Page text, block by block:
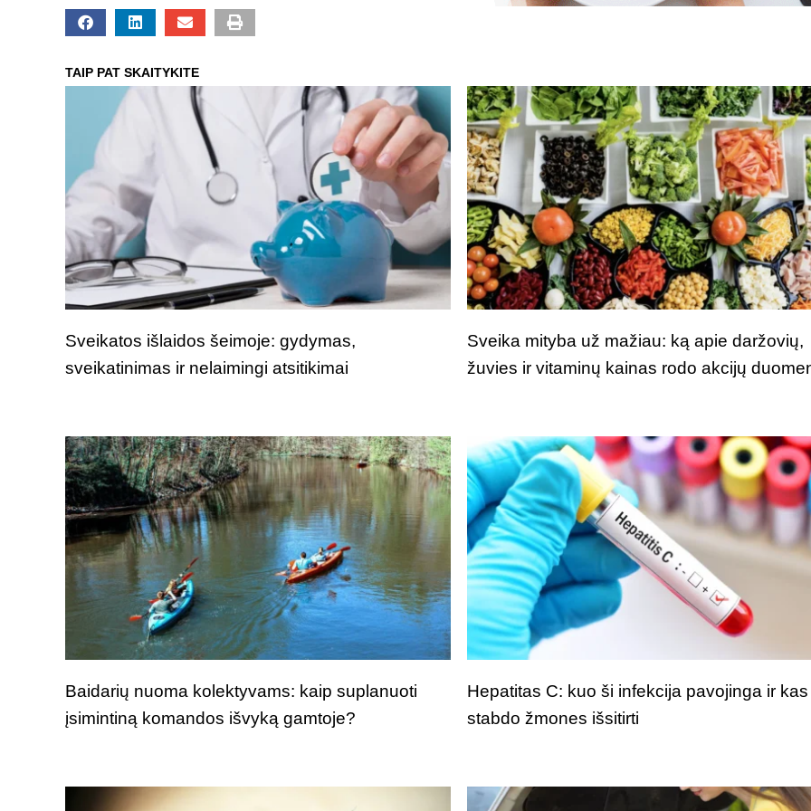
TAIP PAT SKAITYKITE
Sveikatos išlaidos šeimoje: gydymas,
sveikatinimas ir nelaimingi atsitikimai
Sveika mityba už mažiau: ką apie daržovių,
žuvies ir vitaminų kainas rodo akcijų
Baidarių nuoma kolektyvams: kaip suplanuoti
įsimintiną komandos išvyką gamtoje?
Hepatitas C: kuo ši infekcija pavojinga ir kas
stabdo žmones išsitirti